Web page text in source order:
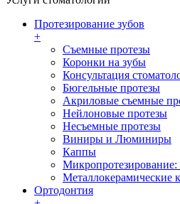
Протезирование зубов
+
Съемные протезы
Коронки на зубы
Консультация
Бюгельные протезы
Акриловые съемные
Нейлоновые протезы
Несъемные протезы
Виниры и Люминиры
Каппы
Микропротезирование:
Металлокерамические
Ортодонтия